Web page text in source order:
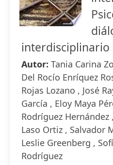
interdisciplinario
Autor: Tania Carina
Del Rocío Enríquez
Rojas Lozano , José
García , Eloy Maya
Rodríguez
Laso Ortiz , Salvador
Leslie Greenberg ,
Rodríguez